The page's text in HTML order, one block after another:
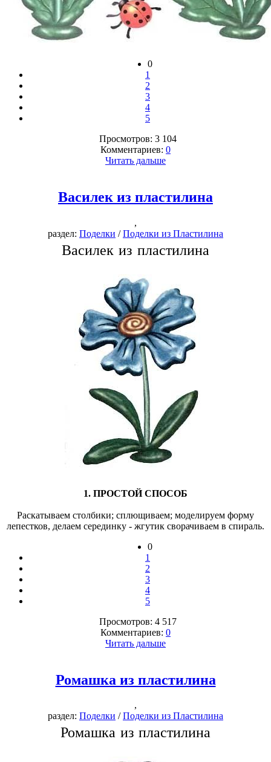
0
1
2
3
4
5
Просмотров: 3 104
Комментариев: 0
Читать дальше
Василек из пластилина
,
раздел: Поделки /Поделки из Пластилина
Василек из пластилина
1. ПРОСТОЙ СПОСОБ
Раскатываем столбики; сплющиваем; моделируем форму
лепестков, делаем серединку - жгутик сворачиваем в спираль.
0
1
2
3
4
5
Просмотров: 4 517
Комментариев: 0
Читать дальше
Ромашка из пластилина
,
раздел: Поделки /Поделки из Пластилина
Ромашка из пластилина